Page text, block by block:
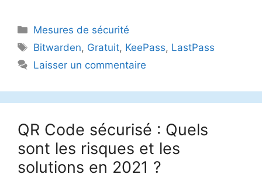
Catégories
Mesures de sécurité
Étiquettes
Bitwarden, Gratuit, KeePass, LastPass
Laisser un commentaire
QR Code sécurisé : Quels
sont les risques et les
solutions en 2021 ?